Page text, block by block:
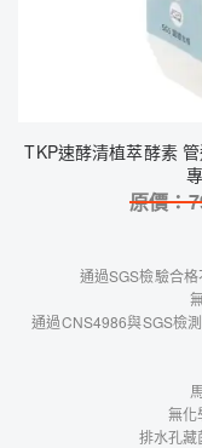
TKP速酵清植萃酵素
原價：
通過SGS檢驗合
通過CNS4986與SGS檢
無化
排水孔藏